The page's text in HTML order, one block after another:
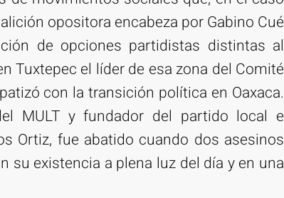
opositora encabeza por Gabino Cué
de opciones partidistas distintas al
Tuxtepec el líder de esa zona del Comité
con la transición política en Oaxaca.
MULT y fundador del partido local e
Ortiz, fue abatido cuando dos asesinos
su existencia a plena luz del día y en una